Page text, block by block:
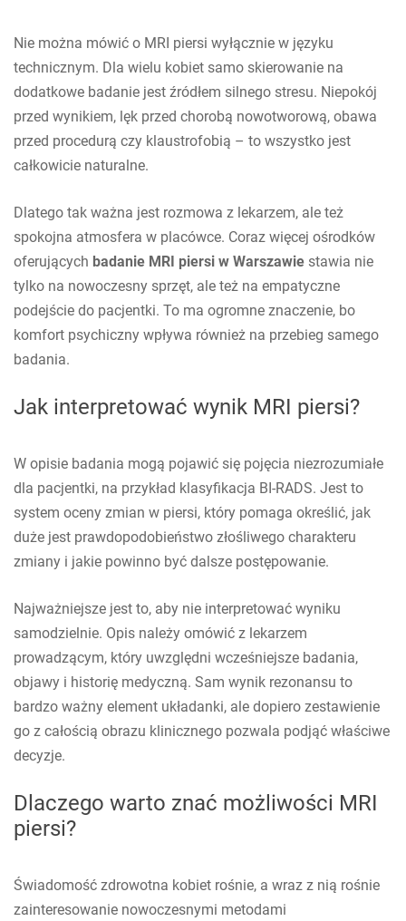
Nie można mówić o MRI piersi wyłącznie w języku
technicznym. Dla wielu kobiet samo skierowanie na
dodatkowe badanie jest źródłem silnego stresu. Niepokój
przed wynikiem, lęk przed chorobą nowotworową, obawa
przed procedurą czy klaustrofobią – to wszystko jest
całkowicie naturalne.
Dlatego tak ważna jest rozmowa z lekarzem, ale też
spokojna atmosfera w placówce. Coraz więcej ośrodków
oferujących badanie MRI piersi w Warszawie stawia nie
tylko na nowoczesny sprzęt, ale też na empatyczne
podejście do pacjentki. To ma ogromne znaczenie, bo
komfort psychiczny wpływa również na przebieg samego
badania.
Jak interpretować wynik MRI piersi?
W opisie badania mogą pojawić się pojęcia niezrozumiałe
dla pacjentki, na przykład klasyfikacja BI-RADS. Jest to
system oceny zmian w piersi, który pomaga określić, jak
duże jest prawdopodobieństwo złośliwego charakteru
zmiany i jakie powinno być dalsze postępowanie.
Najważniejsze jest to, aby nie interpretować wyniku
samodzielnie. Opis należy omówić z lekarzem
prowadzącym, który uwzględni wcześniejsze badania,
objawy i historię medyczną. Sam wynik rezonansu to
bardzo ważny element układanki, ale dopiero zestawienie
go z całością obrazu klinicznego pozwala podjąć właściwe
decyzje.
Dlaczego warto znać możliwości MRI
piersi?
Świadomość zdrowotna kobiet rośnie, a wraz z nią rośnie
zainteresowanie nowoczesnymi metodami